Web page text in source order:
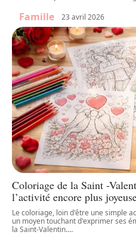
Famille 23 avril 2026
Coloriage de la Saint -
l’activité encore plus
Le coloriage, loin d'être une simple
un moyen touchant d'exprimer ses
la Saint-Valentin.…